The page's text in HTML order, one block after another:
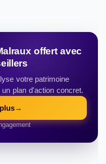
offert avec
votre patrimoine
plan d'action concret.
→